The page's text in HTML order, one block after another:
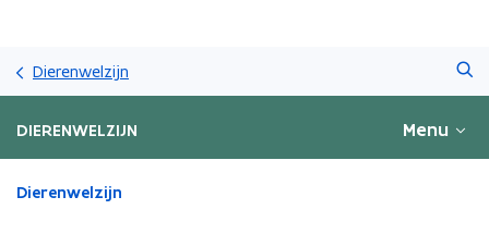
gaan
Dierenwelzijn
DIERENWELZIJN Menu
Gedaan
Dierenwelzijn